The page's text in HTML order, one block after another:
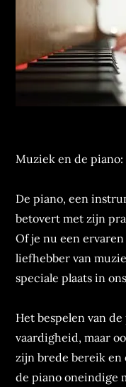
Muziek en de
De piano, een
betovert met zijn
Of je nu een
liefhebber van
speciale plaats in
Het bespelen van
vaardigheid, maar
zijn brede bereik en
de piano oneindige